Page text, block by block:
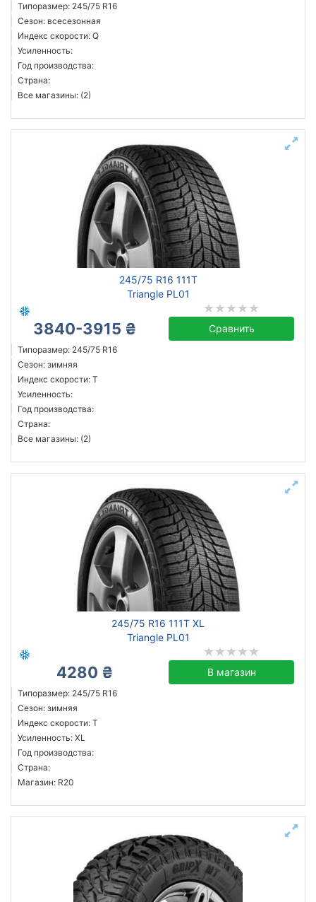
Типоразмер: 245/75 R16
Сезон: всесезонная
Индекс скорости: Q
Усиленность:
Год производства:
Страна:
Все магазины: (2)
245/75 R16 111T
Triangle PL01
3840-3915 ₴ Сравнить
Типоразмер: 245/75 R16
Сезон: зимняя
Индекс скорости: T
Усиленность:
Год производства:
Страна:
Все магазины: (2)
245/75 R16 111T XL
Triangle PL01
4280 ₴ В магазин
Типоразмер: 245/75 R16
Сезон: зимняя
Индекс скорости: T
Усиленность: XL
Год производства:
Страна:
Магазин: R20